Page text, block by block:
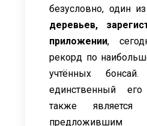
безусловно, один
деревьев,
приложении,
рекорд по
учтённых
единственный
также является
предложившим